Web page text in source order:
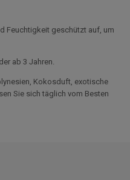
Feuchtigkeit geschützt auf, um
ab 3 Jahren.
Kokosduft, exotische
Sie sich täglich vom Besten